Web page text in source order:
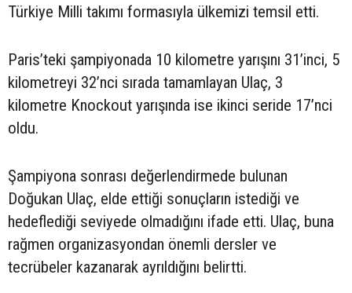
Türkiye Milli takımı formasıyla ülkemizi temsil etti.
Paris’teki şampiyonada 10 kilometre yarışını 31’inci, 5
kilometreyi 32’nci sırada tamamlayan Ulaç, 3
kilometre Knockout yarışında ise ikinci seride 17’nci
oldu.
Şampiyona sonrası değerlendirmede bulunan
Doğukan Ulaç, elde ettiği sonuçların istediği ve
hedeflediği seviyede olmadığını ifade etti. Ulaç, buna
rağmen organizasyondan önemli dersler ve
tecrübeler kazanarak ayrıldığını belirtti.